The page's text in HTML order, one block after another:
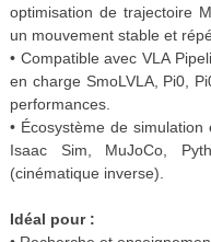
optimisation de trajectoire
un mouvement stable et
• Compatible avec VLA
en charge SmoLVLA, Pi0,
performances.
• Écosystème de
Isaac Sim, MuJoCo,
(cinématique inverse).
Idéal pour :